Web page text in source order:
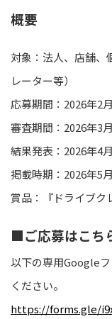
概要
対象：法人、店舗、
レーター等）
応募期間：2026年2
審査期間：2026年3
結果発表：2026年4
掲載時期：2026年5
賞品：『ドライブク
■ご応募はこち
以下の専用Google
ください。
https://forms.gle/